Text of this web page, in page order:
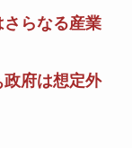
らなる産業
府は想定外